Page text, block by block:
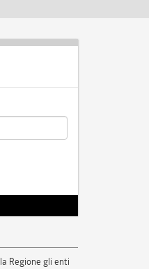
Regione gli enti